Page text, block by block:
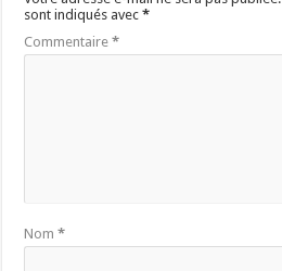
sont indiqués avec*
Commentaire*
Nom*